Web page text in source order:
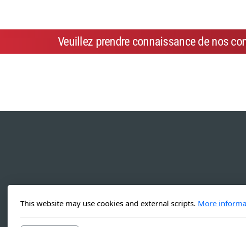
Veuillez prendre connaissance de nos
This website may use cookies and external scripts. More